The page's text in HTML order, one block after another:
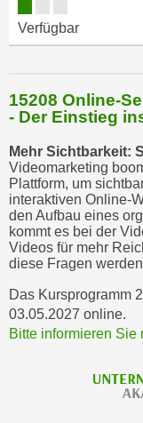
Verfügbar
15208 Online-
- Der Einstieg
Mehr Sichtbarkeit:
Videomarketing
Plattform, um
interaktiven Online-
den Aufbau eines
kommt es bei der
Videos für mehr
diese Fragen
Das Kursprogramm
03.05.2027 online.
Bitte informieren Sie